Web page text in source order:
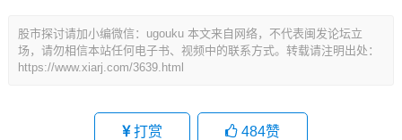
股市探讨请加小编微信：ugouku 本文来自网络，不代表闽发论坛立
场，请勿相信本站任何电子书、视频中的联系方式。转载请注明出处：
https://www.xiarj.com/3639.html
打赏 484赞